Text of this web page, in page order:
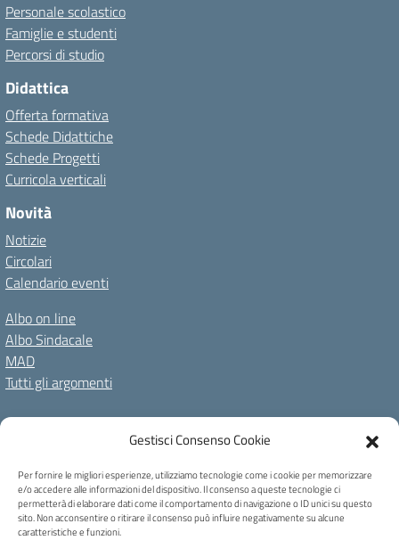
Gestisci Consenso Cookie
Per fornire le migliori esperienze, utilizziamo tecnologie come i cookie per memorizzare
e/o accedere alle informazioni del dispositivo. Il consenso a queste tecnologie ci
permetterà di elaborare dati come il comportamento di navigazione o ID unici su questo
sito. Non acconsentire o ritirare il consenso può influire negativamente su alcune
caratteristiche e funzioni.
Personale scolastico
Famiglie e studenti
Percorsi di studio
Didattica
Offerta formativa
Schede Didattiche
Schede Progetti
Curricola verticali
Novità
Notizie
Circolari
Calendario eventi
Albo on line
Albo Sindacale
MAD
Tutti gli argomenti
Amministrazione Trasparente
Spazio repositoryAccessibilitàNote LegaliPrivacy Policy
Cookie Policy